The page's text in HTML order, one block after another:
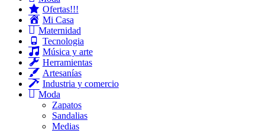
Ofertas!!!
Mi Casa
Maternidad
Tecnologia
Música y arte
Herramientas
Artesanías
Industria y comercio
Moda
Zapatos
Sandalias
Medias